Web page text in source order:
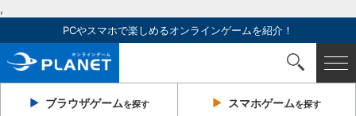
,
PCやスマホで楽しめるオンラインゲームを紹介！
ブラウザゲームを探す スマホゲームを探す